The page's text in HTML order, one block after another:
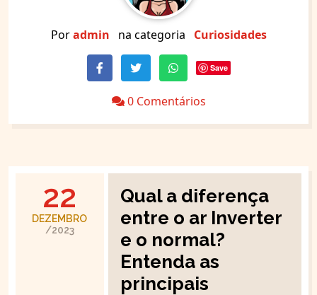
Poradmin na categoria Curiosidades
Save
0 Comentários
22
DEZEMBRO
/2023
Qual a diferença
entre o ar Inverter
e o normal?
Entenda as
principais